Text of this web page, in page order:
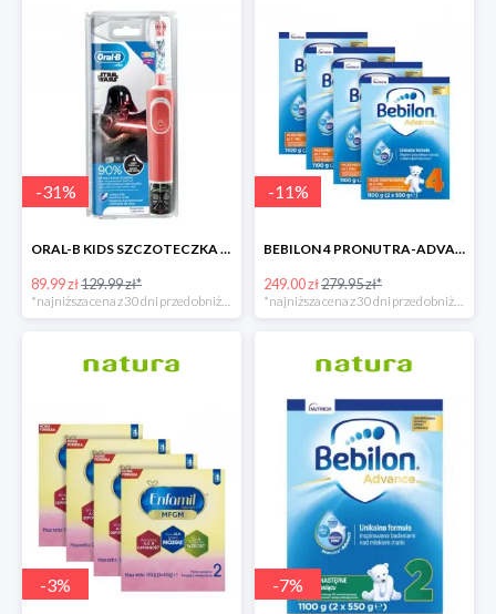
-31%
ORAL-B KIDS SZCZOTECZKA ELEKTRYCZNA GWIEZDNE WOJNY
89.99 zł129.99 zł*
*najniższa cena z 30 dni przed obniżką
-11%
BEBILON 4 PRONUTRA-ADVANCE MLEKO MODYFIKOWANE
249.00 zł279.95 zł*
*najniższa cena z 30 dni przed obniżką
-3% -7%